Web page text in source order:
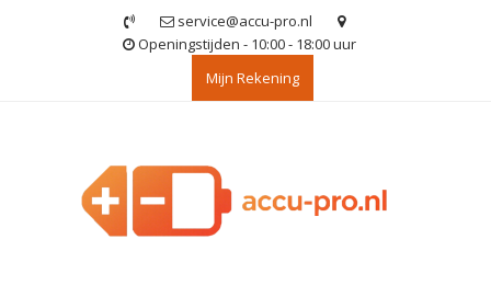
service@accu-pro.nl
Openingstijden - 10:00 - 18:00 uur
Mijn Rekening